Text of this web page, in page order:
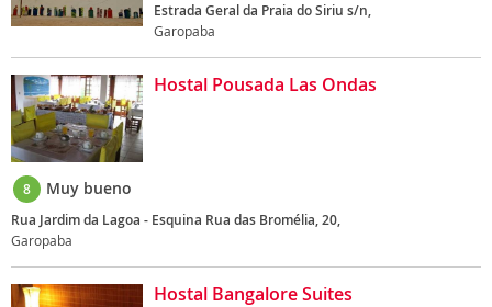
Estrada Geral da Praia do Siriu s/n,
Garopaba
Hostal Pousada Las Ondas
8 Muy bueno
Rua Jardim da Lagoa - Esquina Rua das Bromélia, 20,
Garopaba
Hostal Bangalore Suites